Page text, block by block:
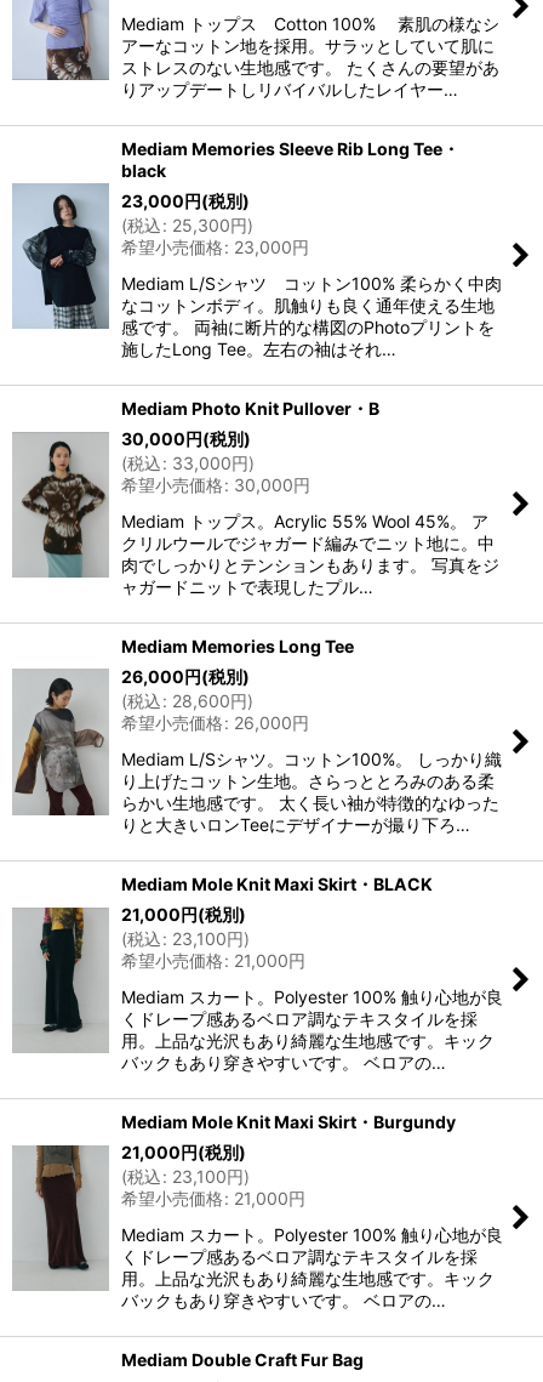
Mediam トップス Cotton 100% 素肌の様なシ
アーなコットン地を採用。サラッとしていて肌に
ストレスのない生地感です。 たくさんの要望があ
りアップデートしリバイバルしたレイヤー…
Mediam Memories Sleeve Rib Long Tee・
black
23,000円(税別)
(税込: 25,300円)
希望小売価格: 23,000円
Mediam L/Sシャツ コットン100% 柔らかく中肉
なコットンボディ。肌触りも良く通年使える生地
感です。 両袖に断片的な構図のPhotoプリントを
施したLong Tee。左右の袖はそれ…
Mediam Photo Knit Pullover・B
30,000円(税別)
(税込: 33,000円)
希望小売価格: 30,000円
Mediam トップス。Acrylic 55% Wool 45%。 ア
クリルウールでジャガード編みでニット地に。中
肉でしっかりとテンションもあります。 写真をジ
ャガードニットで表現したプル…
Mediam Memories Long Tee
26,000円(税別)
(税込: 28,600円)
希望小売価格: 26,000円
Mediam L/Sシャツ。コットン100%。 しっかり織
り上げたコットン生地。さらっととろみのある柔
らかい生地感です。 太く長い袖が特徴的なゆった
りと大きいロンTeeにデザイナーが撮り下ろ…
Mediam Mole Knit Maxi Skirt・BLACK
21,000円(税別)
(税込: 23,100円)
希望小売価格: 21,000円
Mediam スカート。Polyester 100% 触り心地が良
くドレープ感あるベロア調なテキスタイルを採
用。上品な光沢もあり綺麗な生地感です。キック
バックもあり穿きやすいです。 ベロアの…
Mediam Mole Knit Maxi Skirt・Burgundy
21,000円(税別)
(税込: 23,100円)
希望小売価格: 21,000円
Mediam スカート。Polyester 100% 触り心地が良
くドレープ感あるベロア調なテキスタイルを採
用。上品な光沢もあり綺麗な生地感です。キック
バックもあり穿きやすいです。 ベロアの…
Mediam Double Craft Fur Bag